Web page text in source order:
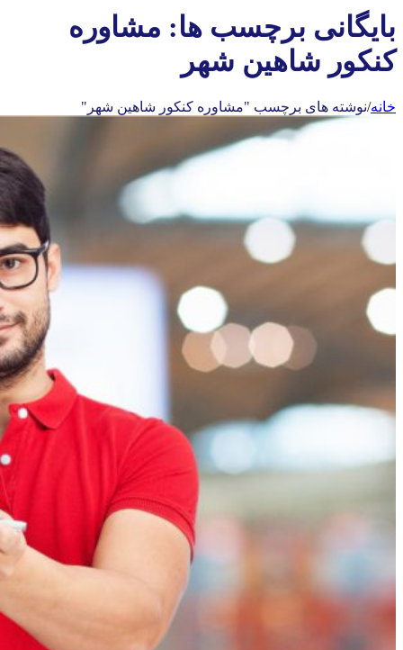
بایگانی برچسب ها: مشاوره
کنکور شاهین شهر
خانه/نوشته های برچسب "مشاوره کنکور شاهین شهر"